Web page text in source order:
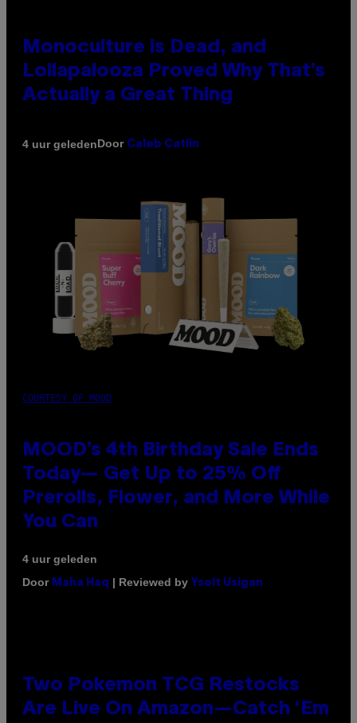
Monoculture is Dead, and
Lollapalooza Proved Why That’s
Actually a Great Thing
4 uur geledenDoor Caleb Catlin
COURTESY OF MOOD
MOOD’s 4th Birthday Sale Ends
Today— Get Up to 25% Off
Prerolls, Flower, and More While
You Can
4 uur geleden
Door Maha Haq | Reviewed by Ysolt Usigan
Two Pokemon TCG Restocks
Are Live On Amazon—Catch ‘Em